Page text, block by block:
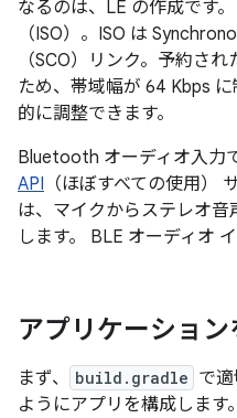
なるのは、LE の作成です
（ISO）。ISO は
（SCO）リンク。予約さ
ため、帯域幅が 64 Kbps
的に調整できます。
Bluetooth オーディオ入力
API （ほぼすべての使用）
は、マイクからステレオ
します。 BLE オーディオ イ
アプリケーション
まず、 build.gradle で
ようにアプリを構成します。